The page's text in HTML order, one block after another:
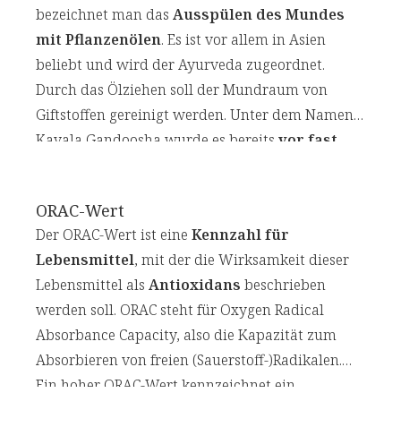
bezeichnet man das Ausspülen des Mundes
mit Pflanzenölen. Es ist vor allem in Asien
beliebt und wird der Ayurveda zugeordnet.
Durch das Ölziehen soll der Mundraum von
Giftstoffen gereinigt werden. Unter dem Namen
Kavala Gandoosha wurde es bereits vor fast
wurde in den 1990er-Jahren geprägt. Viele
Befürworter beziehen sich aufeinen Vortrag
des ukrainischen Arztes Fedor Karach.
ORAC-Wert
Der ORAC-Wert ist eine Kennzahl für
Lebensmittel, mit der die Wirksamkeit dieser
Lebensmittel als Antioxidans beschrieben
werden soll. ORAC steht für Oxygen Radical
Absorbance Capacity, also die Kapazität zum
Absorbieren von freien (Sauerstoff-)Radikalen.
Ein hoher ORAC-Wert kennzeichnet ein